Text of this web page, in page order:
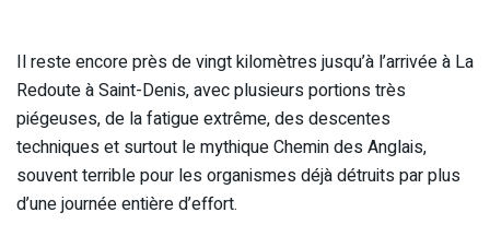
Il reste encore près de vingt kilomètres jusqu’à l’arrivée à La
Redoute à Saint-Denis, avec plusieurs portions très
piégeuses, de la fatigue extrême, des descentes
techniques et surtout le mythique Chemin des Anglais,
souvent terrible pour les organismes déjà détruits par plus
d’une journée entière d’effort.